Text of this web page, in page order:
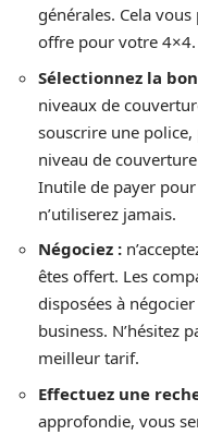
générales. Cela
offre pour votre 4×4.
Sélectionnez la
niveaux de
souscrire une
niveau de
Inutile de payer
n’utiliserez jamais.
Négociez :
êtes offert. Les
disposées à
business. N’hésitez
meilleur tarif.
Effectuez une
approfondie, vous